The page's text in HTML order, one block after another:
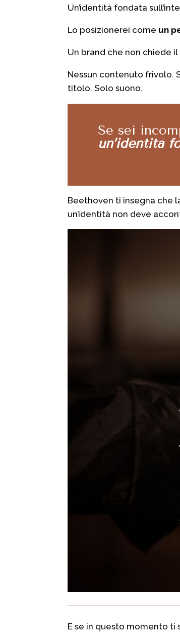
Un’identità fondata
Lo posizionerei come un
Un brand che non chiede il
Nessun contenuto frivolo.
titolo. Solo suono.
Se sei
un’identità
Beethoven ti insegna che
un’identità non deve
E se in questo momento ti